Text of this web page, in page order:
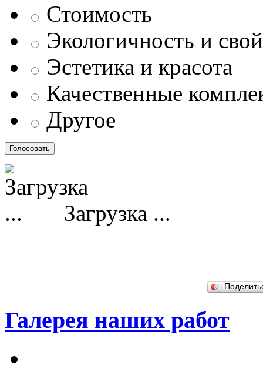
Стоимость
Экологичность и
Эстетика и красота
Качественные
Другое
Загрузка ...
Галерея наших работ